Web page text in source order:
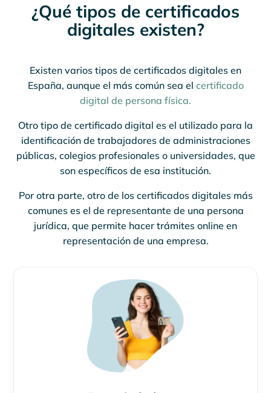
¿Qué tipos de certificados
digitales existen?
Existen varios tipos de certificados digitales en
España, aunque el más común sea el certificado
digital de persona física.
Otro tipo de certificado digital es el utilizado para la
identificación de trabajadores de administraciones
públicas, colegios profesionales o universidades, que
son específicos de esa institución.
Por otra parte, otro de los certificados digitales más
comunes es el de representante de una persona
jurídica, que permite hacer trámites online en
representación de una empresa.